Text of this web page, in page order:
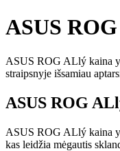
ASUS
ASUS ROG ALlý kaina
straipsnyje išsamiau
ASUS ROG
ASUS ROG ALlý kaina
kas leidžia mėgautis